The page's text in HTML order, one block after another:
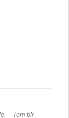
- Tom bir